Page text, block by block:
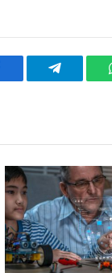
Telegram